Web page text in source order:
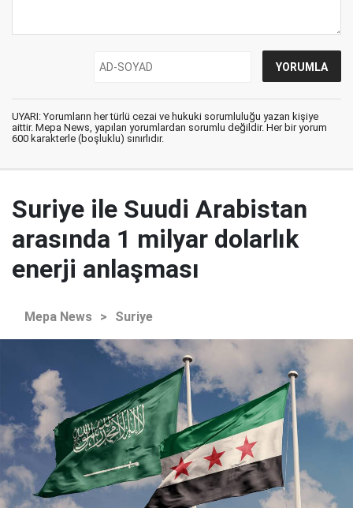
UYARI: Yorumların her türlü cezai ve hukuki sorumluluğu yazan kişiye
aittir. Mepa News, yapılan yorumlardan sorumlu değildir. Her bir yorum
600 karakterle (boşluklu) sınırlıdır.
Suriye ile Suudi Arabistan
arasında 1 milyar dolarlık
enerji anlaşması
Mepa News > Suriye